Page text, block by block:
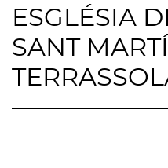
ESGLÉSIA
SANT